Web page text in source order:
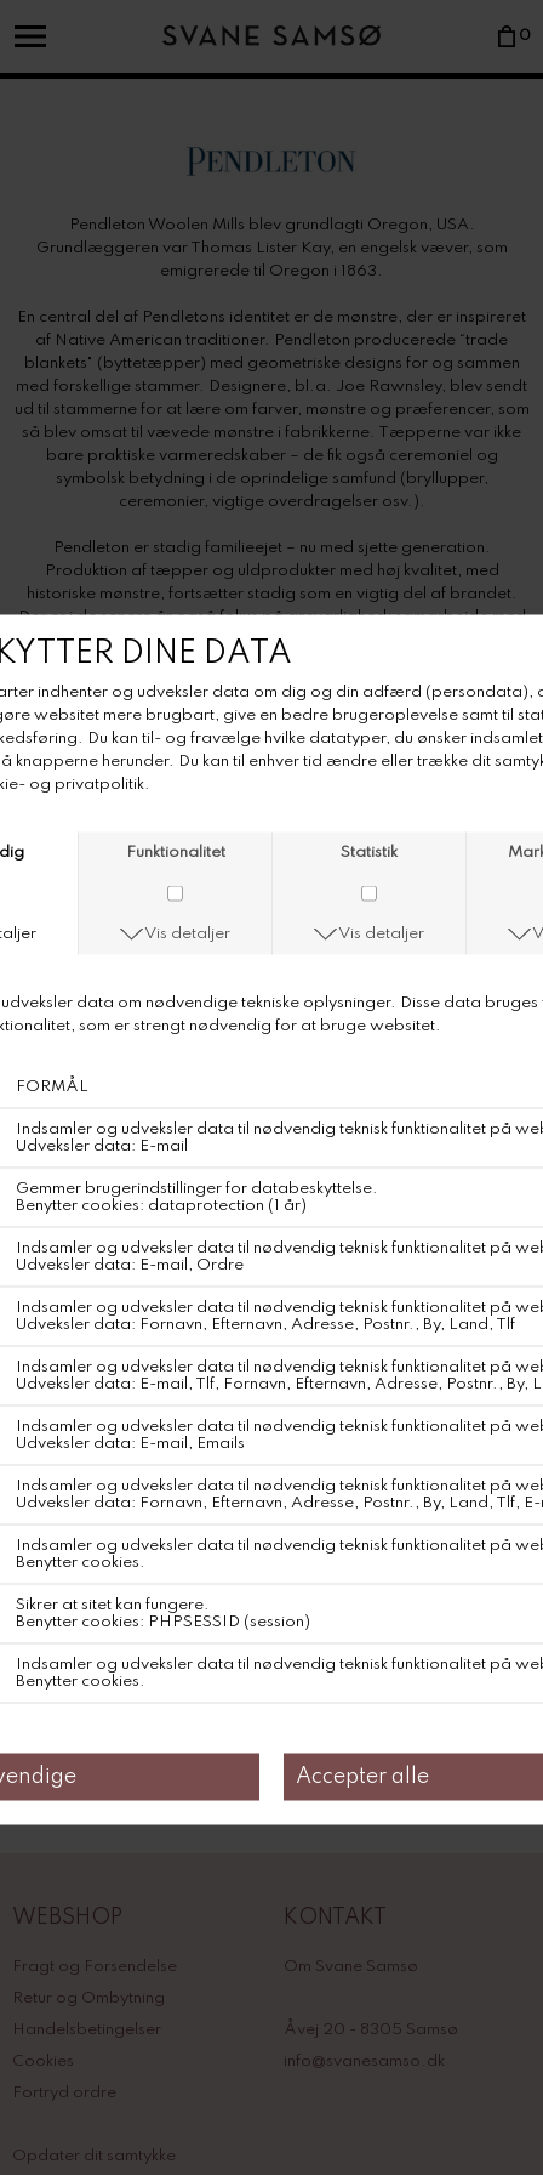
0
Pendleton Woolen Mills blev grundlagti Oregon, USA.
Grundlæggeren var Thomas Lister Kay, en engelsk væver, som
emigrerede til Oregon i 1863.
En central del af Pendletons identitet er de mønstre, der er inspireret
af Native American traditioner. Pendleton producerede “trade
blankets" (byttetæpper) med geometriske designs for og sammen
med forskellige stammer. Designere, bl.a. Joe Rawnsley, blev sendt
ud til stammerne for at lære om farver, mønstre og præferencer, som
så blev omsat til vævede mønstre i fabrikkerne. Tæpperne var ikke
bare praktiske varmeredskaber – de fik også ceremoniel og
symbolsk betydning i de oprindelige samfund (bryllupper,
ceremonier, vigtige overdragelser osv.).
Pendleton er stadig familieejet – nu med sjette generation.
Produktion af tæpper og uldprodukter med høj kvalitet, med
historiske mønstre, fortsætter stadig som en vigtig del af brandet.
Der er i de senere år også fokus på ansvarlighed: samarbejde med
og respekt for oprindelige folks kultur, genbrugsaspekter, samt at
fortællinger og mønstre respekteres.
Jacquard Robe
Pendleton Jacquard Robe
WEBSHOP
Fragt og Forsendelse
Retur og Ombytning
Handelsbetingelser
Cookies
Fortryd ordre
Opdater dit samtykke
KONTAKT
Om Svane Samsø
Åvej 20 - 8305 Samsø
info@svanesamso.dk